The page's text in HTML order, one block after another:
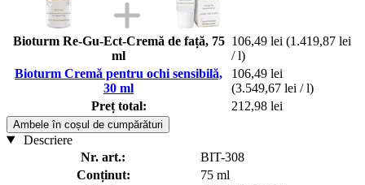
Bioturm Re-Gu-Ect-Cremă de față, 75
ml
106,49 lei (1.419,87 lei
/ l)
Bioturm Cremă pentru ochi sensibilă,
30 ml
106,49 lei
(3.549,67 lei / l)
Preț total:
212,98 lei
Ambele în coșul de cumpărături
Descriere
Nr. art.:
BIT-308
Conținut:
75 ml